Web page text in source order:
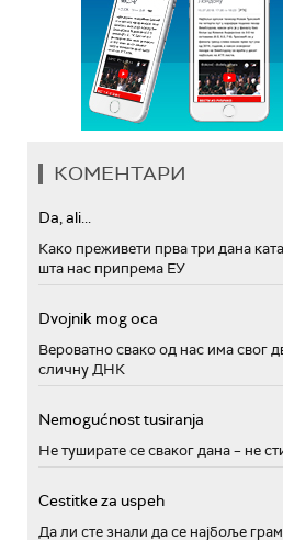
КОМЕНТАРИ
Da, ali...
Како преживети прва три дана
шта нас припрема ЕУ
Dvojnik mog oca
Вероватно свако од нас има свог
сличну ДНК
Nemogućnost tusiranja
Не туширате се сваког дана – не
Cestitke za uspeh
Да ли сте знали да се најбоље